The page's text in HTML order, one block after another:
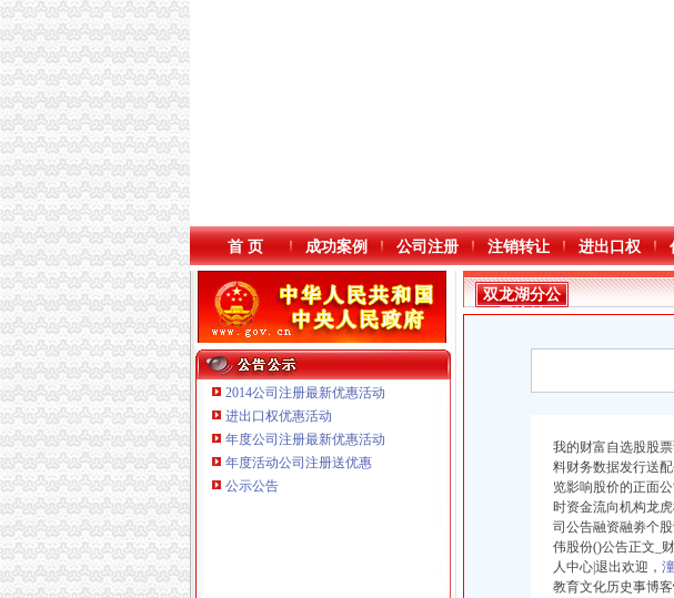
首 页 成功案例 公司注册 注销转让 进出口权
2014公司注册最新优惠活动
进出口权优惠活动
年度公司注册最新优惠活动
年度活动公司注册送优惠
公示公告
双龙湖分公
司注销
我的财富自选股股
料财务数据发行送
览影响股价的正面
时资金流向机构龙
司公告融资融劵个
伟股份()公告正文_
人中心|退出欢迎，
教育文化历史事博